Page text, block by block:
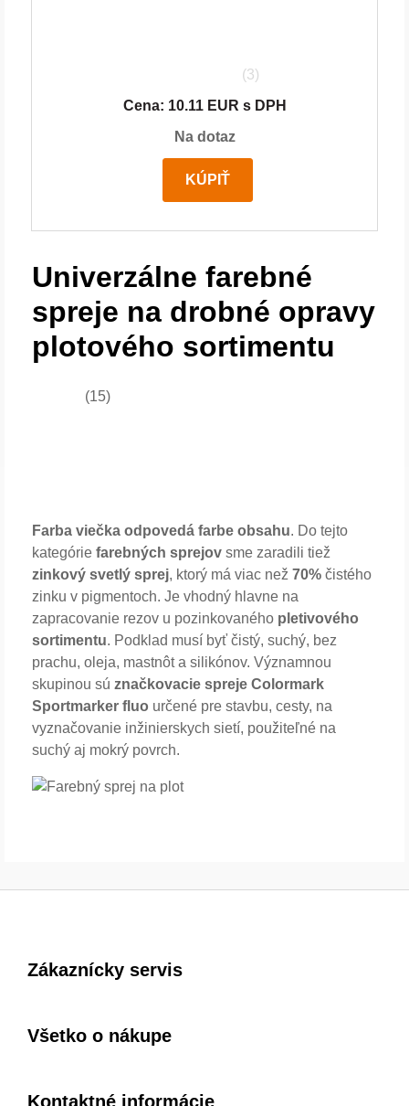
(3)
Cena: 10.11 EUR s DPH
Na dotaz
KÚPIŤ
Univerzálne farebné
spreje na drobné opravy
plotového sortimentu
(15)
Farba viečka odpovedá farbe obsahu. Do tejto
kategórie farebných sprejov sme zaradili tiež
zinkový svetlý sprej, ktorý má viac než 70% čistého
zinku v pigmentoch. Je vhodný hlavne na
zapracovanie rezov u pozinkovaného pletivového
sortimentu. Podklad musí byť čistý, suchý, bez
prachu, oleja, mastnôt a silikónov. Významnou
skupinou sú značkovacie spreje Colormark
Sportmarker fluo určené pre stavbu, cesty, na
vyznačovanie inžinierskych sietí, použiteľné na
suchý aj mokrý povrch.
Zákaznícky servis
Všetko o nákupe
Kontaktné informácie